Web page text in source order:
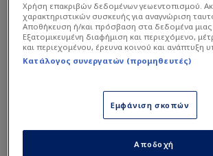
Χρήση επακριβών δεδομένων γεωεντοπισμού.
χαρακτηριστικών συσκευής για αναγνώριση
Αποθήκευση ή/και πρόσβαση στα δεδομένα
Εξατομικευμένη διαφήμιση και περιεχόμενο,
και περιεχομένου, έρευνα κοινού και ανάπτυξη
Κατάλογος συνεργατών (προμηθευτές)
Εμφάνιση σκοπών
Αποδοχή